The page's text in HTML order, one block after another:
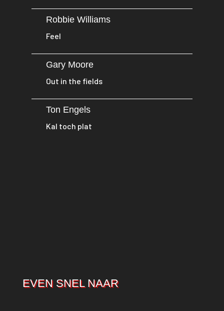
Robbie Williams
Feel
Gary Moore
Out in the fields
Ton Engels
Kal toch plat
EVEN SNEL NAAR